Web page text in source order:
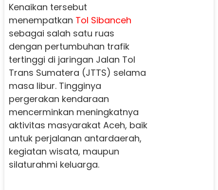
Kenaikan tersebut
menempatkan Tol Sibanceh
sebagai salah satu ruas
dengan pertumbuhan trafik
tertinggi di jaringan Jalan Tol
Trans Sumatera (JTTS) selama
masa libur. Tingginya
pergerakan kendaraan
mencerminkan meningkatnya
aktivitas masyarakat Aceh, baik
untuk perjalanan antardaerah,
kegiatan wisata, maupun
silaturahmi keluarga.